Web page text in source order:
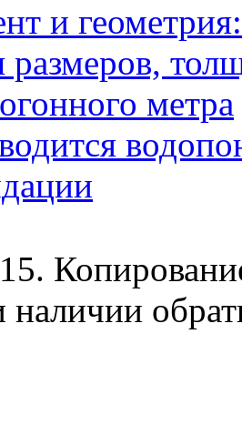
и
метра
наличии